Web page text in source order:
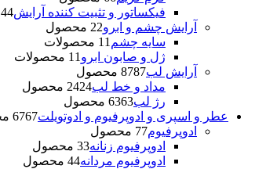
فیکساتور و تثبیت کننده آرایش 44 محصول
آرایش چشم و ابرو 22 محصول
سایه چشم
1 1 محصولات
ژل و صابون ابرو
1 1 محصولات
آرایش لب
8787 محصول
مداد و خط لب
2424 محصول
رژ لب
6363 محصول
عطر و اسپری و ادوپرفیوم و ادوتویلت
6767 محصول
ادوپرفیوم 77 محصول
ادوپرفیوم زنانه 33 محصول
ادوپرفیوم مردانه 44 محصول